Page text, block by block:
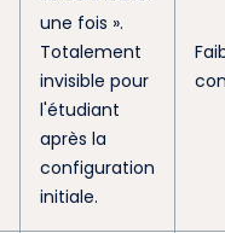
une fois ».
Totalement
invisible pour
l'étudiant
après la
configuration
initiale.